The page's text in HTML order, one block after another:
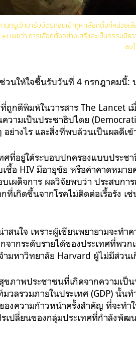
กรูเข้ามารับบัตรก่อนเข้าคูหาเลือกตั้งที่หน่วย
เผยว่า การเลือกตั้งอย่างเสรีและเป็นธรรม
ลง]
วนให้ใจชื้นรับวันที่ 4 กรกฎาคมนี้:
ที่ถูกตีพิมพ์ในวารสาร The Lancet เ
วามเป็นประชาธิปไตย
อย่างไร และสิ่งที่พบล้วนเป็นผลดีเ
ศที่อยู่ใต้ระบอบปกครองแบบประช
ชื้อ HIV มีอายุขัย หรือค่าคาดหมา
เผด็จการ ผลวิจัยพบว่า ประสบก
ที่เกิดขึ้นจากโรคไม่ติดต่อเรื้อรัง เ
สนใจ เพราะผู้เขียนพยายามจะท
ากระดับรายได้ของประเทศที่พวก
ำมหาวิทยาลัย Harvard ผู้ไม่มีส่วน
ภาพประชาชนที่เกิดจากความเป็น
ลรวมภายในประเทศ (GDP) นั้น
งความก้าวหน้าครั้งสำคัญ ที่จะทำใ
เปลี่ยนของกลุ่มประเทศที่กำลังพัฒ